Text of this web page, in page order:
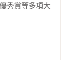
秀賞等多項大